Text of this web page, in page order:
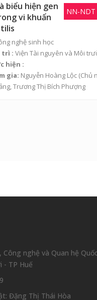
NN-NDT
biểu hiện gen
vi khuẩn
nghệ sinh học
trì : Viện Tài nguyên và Môi
hiện :
gia: Nguyễn Hoàng Lộc (Chủ
,Trương Thị Bích Phượng
Công nghệ và Quan hệ
- TP Huế
Đặng Thị Thái Hòa